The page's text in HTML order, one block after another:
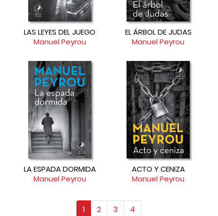
LAS LEYES DEL JUEGO
Manuel Peyrou
EL ÁRBOL DE JUDAS
Manuel Peyrou
LA ESPADA DORMIDA
Manuel Peyrou
ACTO Y CENIZA
Manuel Peyrou
1 2 3 4